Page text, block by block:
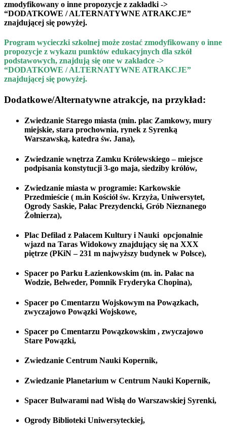
zmodyfikowany o inne propozycje z zakładki ->
“DODATKOWE / ALTERNATYWNE ATRAKCJE”
znajdującej się powyżej.
Program wycieczki szkolnej może zostać zmodyfikowany o inne
propozycje z wykazu punktów edukacyjnych dla szkół
podstawowych, znajdują się one w zakładce ->
“DODATKOWE / ALTERNATYWNE ATRAKCJE”
znajdującej się powyżej.
Dodatkowe/Alternatywne atrakcje, na przykład:
Zwiedzanie Starego miasta (min. plac Zamkowy, mury
miejskie, stara prochownia, rynek z Syrenką
Warszawską, katedra św. Jana),
Zwiedzanie wnętrza Zamku Królewskiego –miejsce
podpisania konstytucji 3-go maja, siedziby królów,
Zwiedzanie miasta w programie: Karkowskie
Przedmieście ( m.in Kościół św. Krzyża, Uniwersytet,
Ogrody Saskie, Pałac Prezydencki, Grób Nieznanego
Żołnierza),
Plac Defilad z Pałacem Kultury i Nauki opcjonalnie
wjazd na Taras Widokowy znajdujący się na XXX
piętrze (PKiN – 231 m najwyższy budynek w Polsce),
Spacer po Parku Łazienkowskim (m. in. Pałac na
Wodzie, Belweder, Pomnik Fryderyka Chopina),
Spacer po Cmentarzu Wojskowym na Powązkach,
zwyczajowo Powązki Wojskowe,
Spacer po Cmentarzu Powązkowskim , zwyczajowo
Stare Powązki,
Zwiedzanie Centrum Nauki Kopernik,
Zwiedzanie Planetarium w Centrum Nauki Kopernik,
Spacer Bulwarami nad Wisłą do Warszawskiej Syrenki,
Ogrody Biblioteki Uniwersyteckiej,